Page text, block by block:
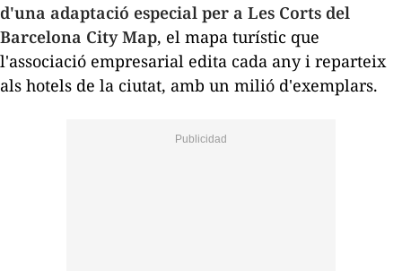
d'una adaptació especial per a Les Corts del
Barcelona City Map, el mapa turístic que
l'associació empresarial edita cada any i reparteix
als hotels de la ciutat, amb un milió d'exemplars.